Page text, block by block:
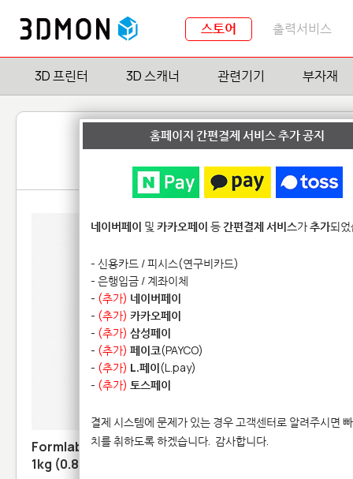
스토어 출력서비스
3D 프린터 3D 스캐너 관련기기 부자재
Formlabs Flame Retardant 레진 V1 -
1kg (0.84L)
Bambu PETG
홈페이지 간편결제 서비스 추가 공지
네이버페이 및 카카오페이 등간편결제 서비스가추가되
- 신용카드 / 피시스(연구비카드)
- 은행입금 / 계좌이체
- (추가) 네이버페이
- (추가) 카카오페이
- (추가) 삼성페이
- (추가) 페이코(PAYCO)
- (추가) L.페이(L.pay)
- (추가) 토스페이
결제 시스템에 문제가 있는 경우 고객센터로 알려주시면
치를 취하도록 하겠습니다. 감사합니다.